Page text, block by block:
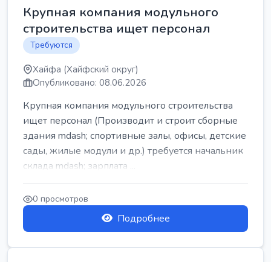
Крупная компания модульного
строительства ищет персонал
Требуются
Хайфа (Хайфский округ)
Опубликовано: 08.06.2026
Крупная компания модульного строительства
ищет персонал (Производит и строит сборные
здания mdash; спортивные залы, офисы, детские
сады, жилые модули и др.) требуется начальник
склада mdash; зарплата ...
0 просмотров
Подробнее